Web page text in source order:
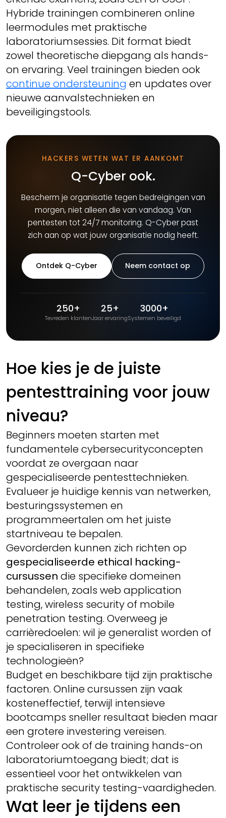
Hybride trainingen combineren online
leermodules met praktische
laboratoriumsessies. Dit format biedt
zowel theoretische diepgang als hands-
on ervaring. Veel trainingen bieden ook
continue ondersteuning en updates over
nieuwe aanvalstechnieken en
beveiligingstools.
HACKERS WETEN WAT ER AANKOMT
Q-Cyber ook.
Bescherm je organisatie tegen bedreigingen van
morgen, niet alleen die van vandaag. Van
pentesten tot 24/7 monitoring. Q-Cyber past
zich aan op wat jouw organisatie nodig heeft.
Ontdek Q-Cyber Neem contact op
250+
Tevreden klanten
25+
Jaar ervaring
3000+
Systemen beveiligd
Hoe kies je de juiste
pentesttraining voor jouw
niveau?
Beginners moeten starten met
fundamentele cybersecurityconcepten
voordat ze overgaan naar
gespecialiseerde pentesttechnieken.
Evalueer je huidige kennis van netwerken,
besturingssystemen en
programmeertalen om het juiste
startniveau te bepalen.
Gevorderden kunnen zich richten op
gespecialiseerde ethical hacking-
cursussen die specifieke domeinen
behandelen, zoals web application
testing, wireless security of mobile
penetration testing. Overweeg je
carrièredoelen: wil je generalist worden of
je specialiseren in specifieke
technologieën?
Budget en beschikbare tijd zijn praktische
factoren. Online cursussen zijn vaak
kosteneffectief, terwijl intensieve
bootcamps sneller resultaat bieden maar
een grotere investering vereisen.
Controleer ook of de training hands-on
laboratoriumtoegang biedt; dat is
essentieel voor het ontwikkelen van
praktische security testing-vaardigheden.
Wat leer je tijdens een